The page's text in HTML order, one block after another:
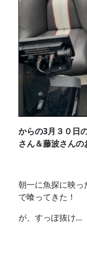
からの3月３０日
さん＆藤波さんの
朝一に魚探に映
で喰ってきた！
が、すっぽ抜け…